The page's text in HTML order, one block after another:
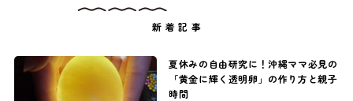
新着記事
夏休みの自由研究に！沖縄ママ必見の
「黄金に輝く透明卵」の作り方と親子
時間